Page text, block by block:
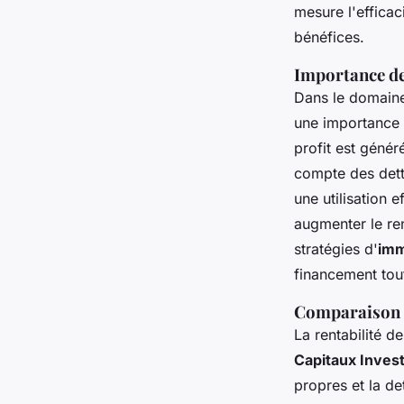
mesure
bénéfices.
Importance
Dans le
une
profit est
compte des
une utilisation
augmenter le
stratégies d'
financement
La rentabilité
Capitaux
propres et la